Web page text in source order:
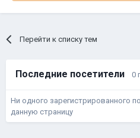
Перейти к списку тем
Последние посетители 0
Ни одного зарегистрированного
данную страницу